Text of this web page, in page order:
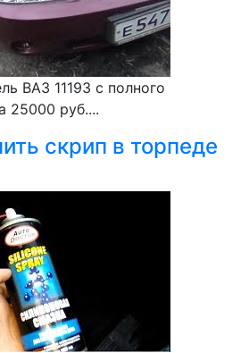
ВАЗ 11193 с полного
25000 руб....
скрип в торпеде